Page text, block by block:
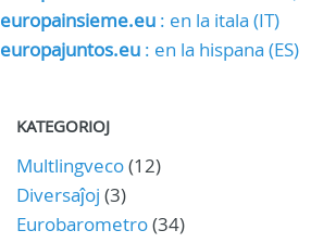
europainsieme.eu : en la itala (IT)
europajuntos.eu : en la hispana (ES)
KATEGORIOJ
Multlingveco(12)
Diversaĵoj (3)
Eurobarometro(34)